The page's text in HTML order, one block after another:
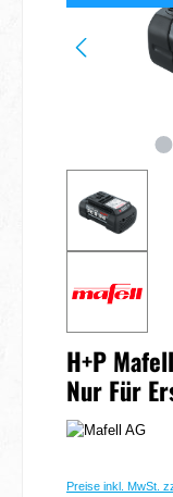
H+P
Nur Für
Preise inkl. MwSt.